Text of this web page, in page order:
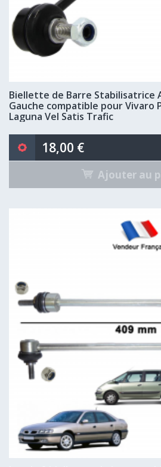
Biellette de Barre Stabilisatrice
Gauche compatible pour Vivaro
Laguna Vel Satis Trafic
18,00 €
Ajouter au